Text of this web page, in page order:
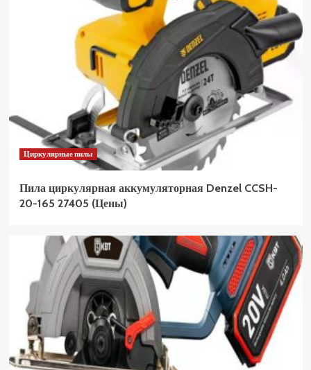
Циркулярные пилы
Пила циркулярная аккумуляторная Denzel CCSH-
20-165 27405 (Цены)